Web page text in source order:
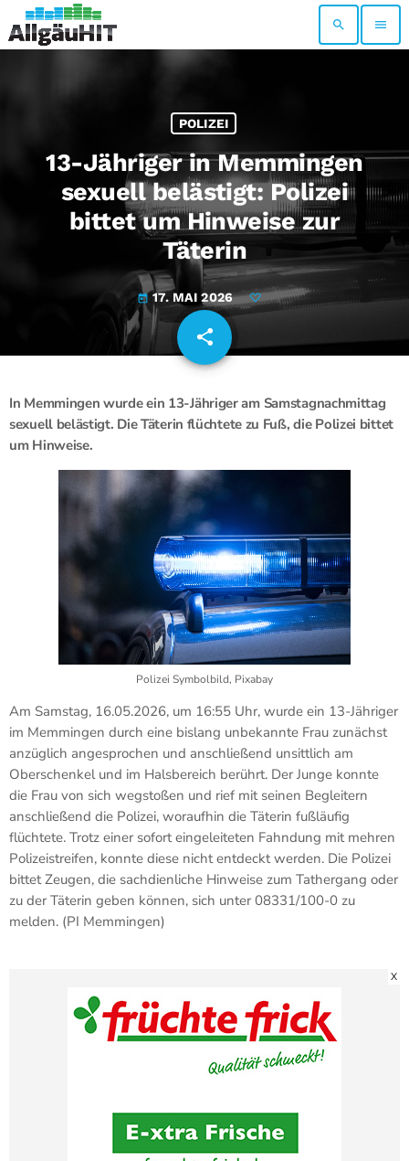
search menu
POLIZEI
13-Jähriger in Memmingen
sexuell belästigt: Polizei
bittet um Hinweise zur
Täterin
today 17. MAI 2026
share
email
In Memmingen wurde ein 13-Jähriger am Samstagnachmittag
sexuell belästigt. Die Täterin flüchtete zu Fuß, die Polizei bittet
um Hinweise.
Polizei Symbolbild, Pixabay
Am Samstag, 16.05.2026, um 16:55 Uhr, wurde ein 13-Jähriger
im Memmingen durch eine bislang unbekannte Frau zunächst
anzüglich angesprochen und anschließend unsittlich am
Oberschenkel und im Halsbereich berührt. Der Junge konnte
die Frau von sich wegstoßen und rief mit seinen Begleitern
anschließend die Polizei, woraufhin die Täterin fußläufig
flüchtete. Trotz einer sofort eingeleiteten Fahndung mit mehren
Polizeistreifen, konnte diese nicht entdeckt werden. Die Polizei
bittet Zeugen, die sachdienliche Hinweise zum Tathergang oder
zu der Täterin geben können, sich unter 08331/100-0 zu
melden. (PI Memmingen)
X